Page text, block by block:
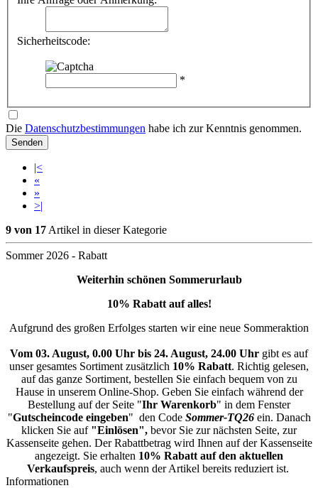
Sicherheitscode:
*
Die Datenschutzbestimmungen habe ich zur Kenntnis genommen.
Senden
|<
«
»
>|
9 von 17 Artikel in dieser Kategorie
Sommer 2026 - Rabatt
Weiterhin schönen Sommerurlaub
10% Rabatt auf alles!
Aufgrund des großen Erfolges starten wir eine neue Sommeraktion
Vom 03. August, 0.00 Uhr bis 24. August, 24.00 Uhr gibt es auf
unser gesamtes Sortiment zusätzlich 10% Rabatt. Richtig gelesen,
auf das ganze Sortiment, bestellen Sie einfach bequem von zu
Hause in unserem Online-Shop. Geben Sie einfach während der
Bestellung auf der Seite "Ihr Warenkorb" in dem Fenster
"Gutscheincode eingeben" den Code Sommer-TQ26 ein. Danach
klicken Sie auf "Einlösen", bevor Sie zur nächsten Seite, zur
Kassenseite gehen. Der Rabattbetrag wird Ihnen auf der Kassenseite
angezeigt. Sie erhalten 10% Rabatt auf den aktuellen
Verkaufspreis, auch wenn der Artikel bereits reduziert ist.
Informationen